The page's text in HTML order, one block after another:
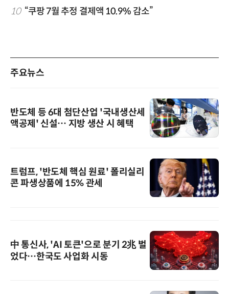
10 “쿠팡 7월 추정 결제액 10.9% 감소”
주요뉴스
반도체 등 6대 첨단산업 '국내생산세
액공제' 신설… 지방 생산 시 혜택
트럼프, '반도체 핵심 원료' 폴리실리
콘 파생상품에 15% 관세
中 통신사, 'AI 토큰'으로 분기 2兆 벌
었다…한국도 사업화 시동